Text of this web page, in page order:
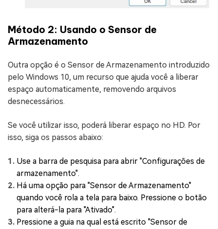
Método 2: Usando o Sensor de
Armazenamento
Outra opção é o Sensor de Armazenamento introduzido
pelo Windows 10, um recurso que ajuda você a liberar
espaço automaticamente, removendo arquivos
desnecessários.
Se você utilizar isso, poderá liberar espaço no HD. Por
isso, siga os passos abaixo:
Use a barra de pesquisa para abrir "Configurações de
armazenamento".
Há uma opção para "Sensor de Armazenamento"
quando você rola a tela para baixo. Pressione o botão
para alterá-la para "Ativado".
Pressione a guia na qual está escrito "Sensor de